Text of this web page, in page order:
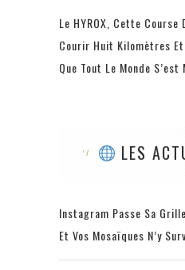
Le HYROX, Cette Course
Courir Huit Kilomètres
Que Tout Le Monde S’est
LES
Instagram Passe Sa
Et Vos Mosaïques N’y